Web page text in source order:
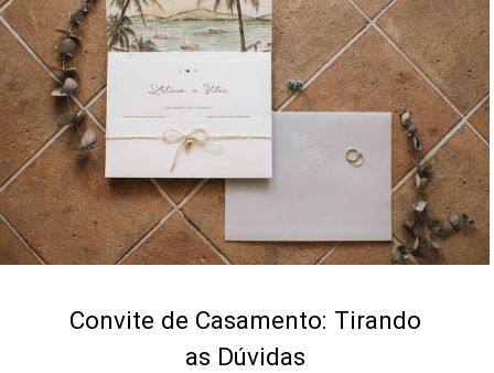
Convite de Casamento: Tirando
as Dúvidas